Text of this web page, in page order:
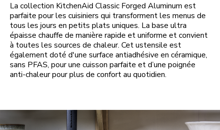
La collection KitchenAid Classic Forged Aluminum est
parfaite pour les cuisiniers qui transforment les menus de
tous les jours en petits plats uniques. La base ultra
épaisse chauffe de manière rapide et uniforme et convient
à toutes les sources de chaleur. Cet ustensile est
également doté d'une surface antiadhésive en céramique,
sans PFAS, pour une cuisson parfaite et d’une poignée
anti-chaleur pour plus de confort au quotidien.